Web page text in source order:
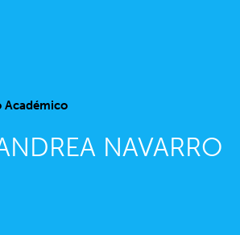
Académico
NAVARRO